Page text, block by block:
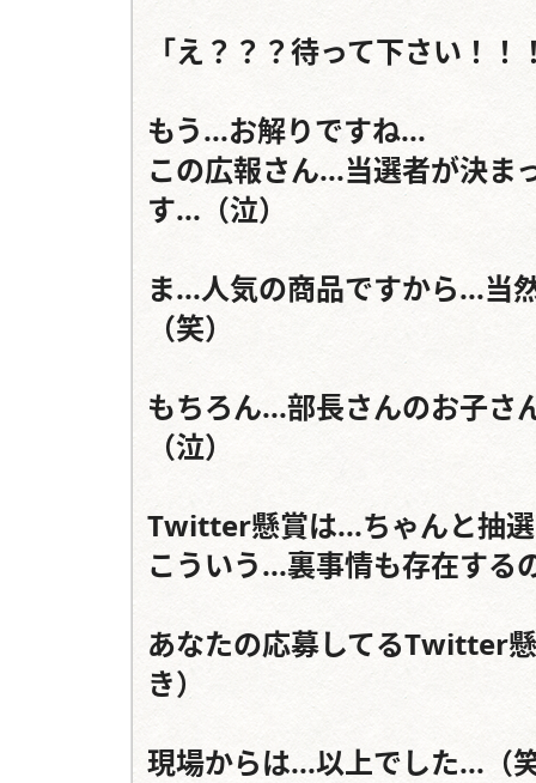
「え？？？待って下さい！！
もう...お解りですね...
この広報さん...当選者が決
す...（泣）
ま...人気の商品ですから...当
（笑）
もちろん...部長さんのお子さ
（泣）
Twitter懸賞は...ちゃんと抽
こういう...裏事情も存在する
あなたの応募してるTwitter
き）
現場からは...以上でした...（